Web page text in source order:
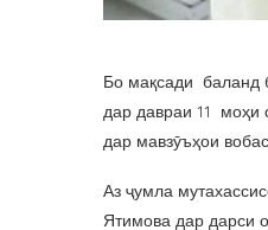
Бо мақсади баланд
дар давраи 11 моҳи
дар мавзӯъҳои
Аз ҷумла
Ятимова дар дарси